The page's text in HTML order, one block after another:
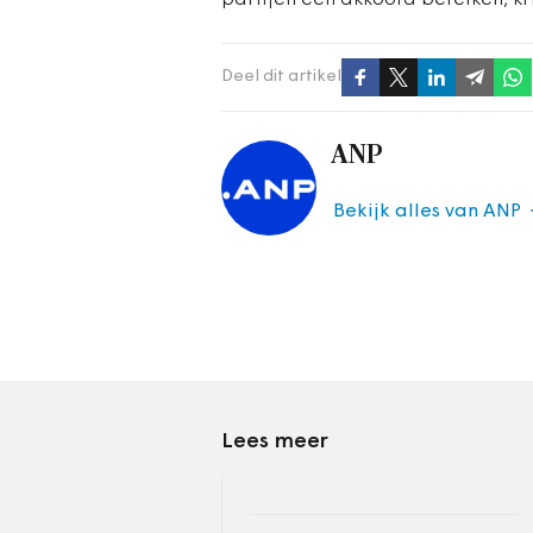
Deel dit artikel
ANP
Bekijk alles van ANP
Lees meer